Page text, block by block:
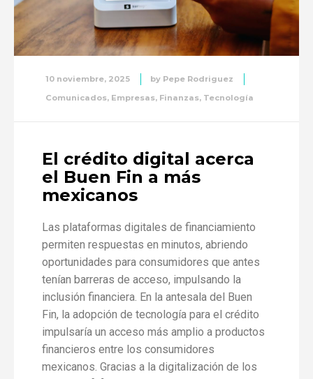
10 noviembre, 2025 by Pepe Rodriguez
Comunicados, Empresas, Finanzas, Tecnología
El crédito digital acerca
el Buen Fin a más
mexicanos
Las plataformas digitales de financiamiento
permiten respuestas en minutos, abriendo
oportunidades para consumidores que antes
tenían barreras de acceso, impulsando la
inclusión financiera. En la antesala del Buen
Fin, la adopción de tecnología para el crédito
impulsaría un acceso más amplio a productos
financieros entre los consumidores
mexicanos. Gracias a la digitalización de los